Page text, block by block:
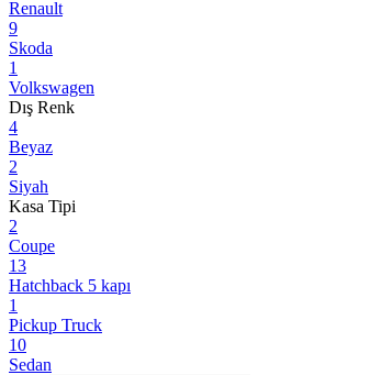
Renault
9
Skoda
1
Volkswagen
Dış Renk
4
Beyaz
2
Siyah
Kasa Tipi
2
Coupe
13
Hatchback 5 kapı
1
Pickup Truck
10
Sedan